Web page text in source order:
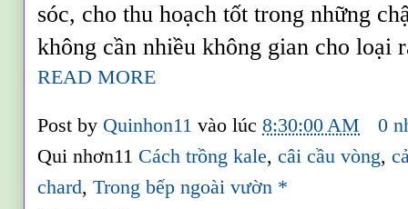
sóc, cho thu hoạch tốttrong những
không cần nhiều không gian cho loại
READ MORE
Post by Quinhon11vào lúc8:30:00 AM
0
Qui nhơn11 Cách trồng kale,câi cầu vòng,
chard,Trong bếp ngoài vườn *